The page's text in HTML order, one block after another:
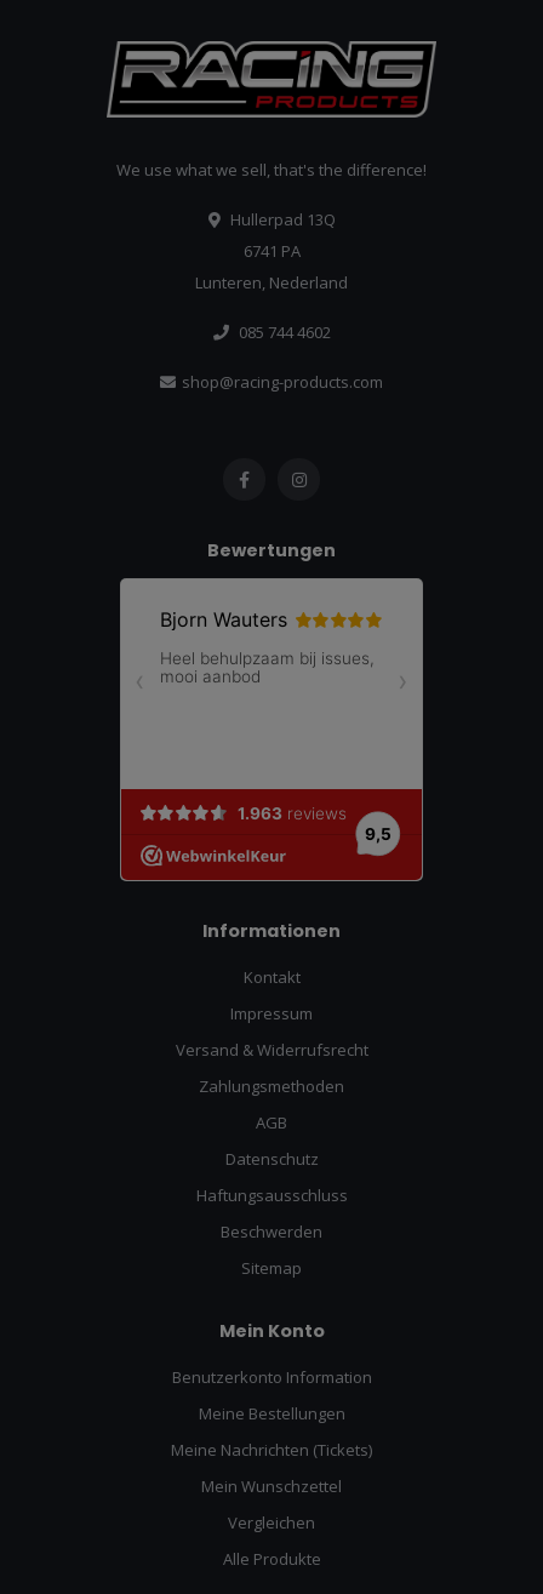
We use what we sell, that's the difference!
Hullerpad 13Q
6741 PA
Lunteren, Nederland
085 744 4602
shop@racing-products.com
Bewertungen
Informationen
Kontakt
Impressum
Versand & Widerrufsrecht
Zahlungsmethoden
AGB
Datenschutz
Haftungsausschluss
Beschwerden
Sitemap
Mein Konto
Benutzerkonto Information
Meine Bestellungen
Meine Nachrichten (Tickets)
Mein Wunschzettel
Vergleichen
Alle Produkte